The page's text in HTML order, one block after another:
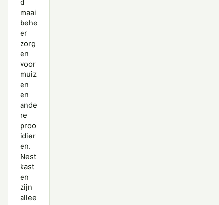
d
maai
behe
er
zorg
en
voor
muiz
en
en
ande
re
proo
idier
en.
Nest
kast
en
zijn
allee